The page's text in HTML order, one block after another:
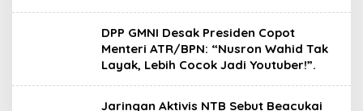
DPP GMNI Desak Presiden Copot
Menteri ATR/BPN: “Nusron Wahid Tak
Layak, Lebih Cocok Jadi Youtuber!”.
Jaringan Aktivis NTB Sebut Beacukai